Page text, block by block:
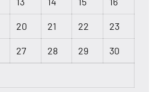
20 21 22 23
27 28 29 30